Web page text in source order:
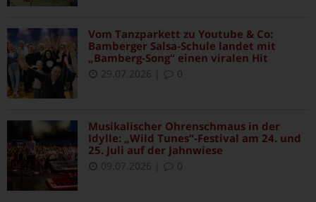
Vom Tanzparkett zu Youtube & Co:
Bamberger Salsa-Schule landet mit
„Bamberg-Song“ einen viralen Hit
29.07.2026 0
Musikalischer Ohrenschmaus in der
Idylle: „Wild Tunes“-Festival am 24. und
25. Juli auf der Jahnwiese
09.07.2026 0